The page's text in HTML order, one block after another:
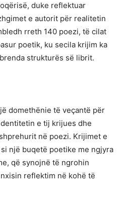
duke reflektuar
e autorit për realitetin
rreth 140 poezi, të cilat
poetik, ku secila krijim ka
strukturës së librit.
domethënie të veçantë për
e tij krijues dhe
në poezi. Krijimet e
një buqetë poetike me ngjyra
që synojnë të ngrohin
reflektim në kohë të